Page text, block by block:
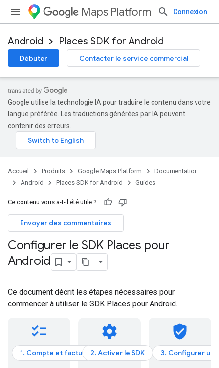
Maps Platform Connexion
Android Places SDK for Android
Débuter Contacter le service commercial
Google utilise la technologie IA pour traduire le contenu dans votre
langue préférée. Les traductions générées par IA peuvent
contenir des erreurs.
Accueil Produits Google Maps Platform
Documentation
Android
Places SDK for Android Guides
Ce contenu vous a-t-il été utile ?
Envoyer des commentaires
Configurer le SDK Places pour
Android
Ce document décrit les étapes nécessaires pour
commencer à utiliser le SDK Places pour Android.
checklist
1. Compte et facturation
settings
2. Activer le SDK
verified_user
3. Configurer une